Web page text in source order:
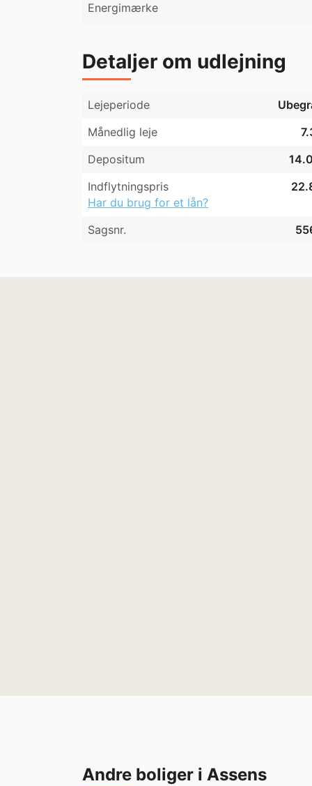
Energimærke
Detaljer om udlejning
Lejeperiode
Månedlig leje
Depositum
Indflytningspris
Har du brug for et lån?
Sagsnr.
Andre boliger i Assens